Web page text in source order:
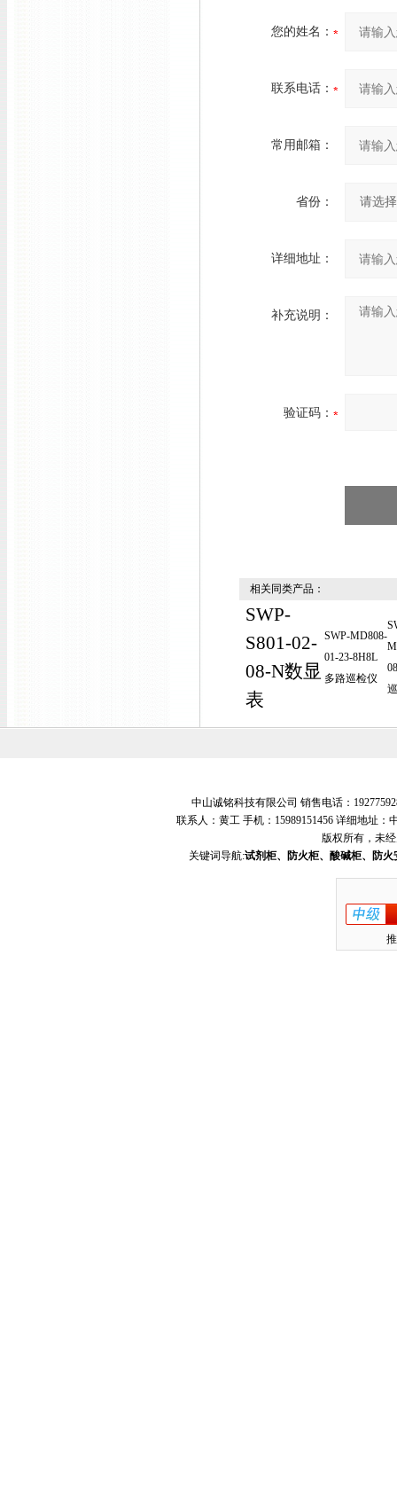
您的姓名：
联系电话：
常用邮箱：
省份：
详细地址：
补充说明：
验证码：
相关同类产品：
SWP-
S801-02-
08-N数显
表
SWP-MD808-
01-23-8H8L
多路巡检仪
中山诚铭科技有限公司 销售电话：
联系人：黄工 手机：15989151456 详细地址
版权所有，未
关键词导航:试剂柜、防火柜、酸碱柜、防